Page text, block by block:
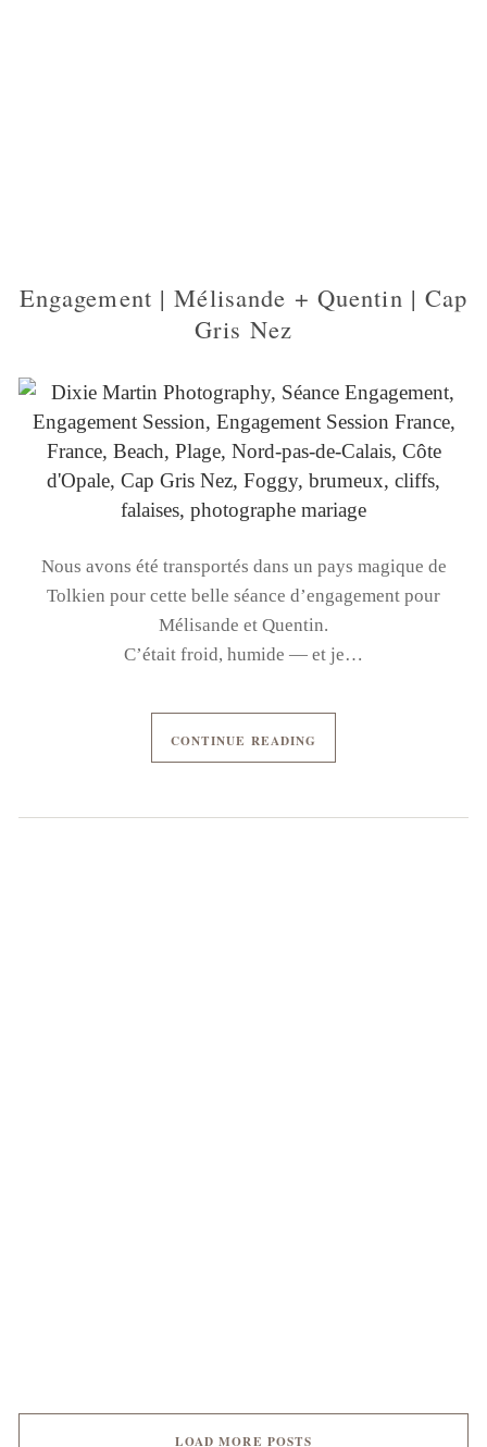
Engagement | Mélisande + Quentin | Cap
Gris Nez
Nous avons été transportés dans un pays magique de
Tolkien pour cette belle séance d’engagement pour
Mélisande et Quentin.
C’était froid, humide — et je…
CONTINUE READING
LOAD MORE POSTS